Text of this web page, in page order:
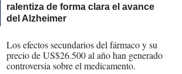
ralentiza de forma clara el avance
del Alzheimer
Los efectos secundarios del fármaco y su
precio de US$26.500 al año han generado
controversia sobre el medicamento.